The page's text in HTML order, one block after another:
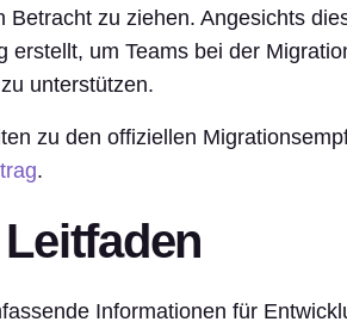
Betracht zu ziehen. Angesichts
erstellt, um Teams bei der
unterstützen.
zu den offiziellen
.
Informationen für